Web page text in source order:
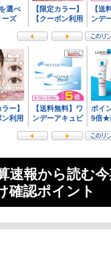
速報から読む
確認ポイント